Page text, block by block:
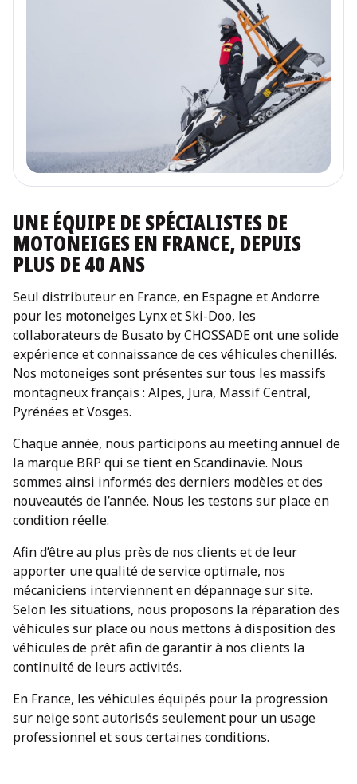
UNE ÉQUIPE DE SPÉCIALISTES DE
MOTONEIGES EN FRANCE, DEPUIS
PLUS DE 40 ANS
Seul distributeur en France, en Espagne et Andorre
pour les motoneiges Lynx et Ski-Doo, les
collaborateurs de Busato by CHOSSADE ont une solide
expérience et connaissance de ces véhicules chenillés.
Nos motoneiges sont présentes sur tous les massifs
montagneux français : Alpes, Jura, Massif Central,
Pyrénées et Vosges.
Chaque année, nous participons au meeting annuel de
la marque BRP qui se tient en Scandinavie. Nous
sommes ainsi informés des derniers modèles et des
nouveautés de l’année. Nous les testons sur place en
condition réelle.
Afin d’être au plus près de nos clients et de leur
apporter une qualité de service optimale, nos
mécaniciens interviennent en dépannage sur site.
Selon les situations, nous proposons la réparation des
véhicules sur place ou nous mettons à disposition des
véhicules de prêt afin de garantir à nos clients la
continuité de leurs activités.
En France, les véhicules équipés pour la progression
sur neige sont autorisés seulement pour un usage
professionnel et sous certaines conditions.